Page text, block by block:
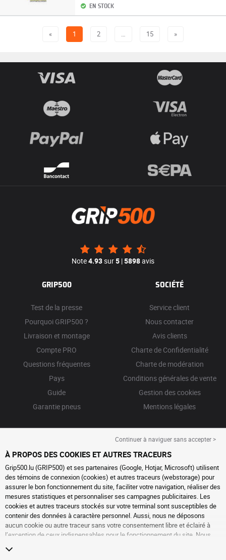
EN STOCK
« 1 2 … 15 »
Note4.93sur5 |5898avis
GRIP500
Test de la presse
Pourquoi GRIP500 ?
Livraison et montage
Compte PRO
Questions fréquentes
Pays
Guide
Garantie pneus
SOCIÉTÉ
Service client
Nous contacter
Avis clients
Charte de Confidentialité
Charte de modération
Conditions générales de vente
Gestion des cookies
Mentions légales
Continuer à naviguer sans accepter >
À PROPOS DES COOKIES ET AUTRES TRACEURS
Grip500.lu (GRIP500) et ses partenaires (Google, Hotjar, Microsoft) utilisent
des témoins de connexion (cookies) et autres traceurs (webstorage) pour
assurer le bon fonctionnement du site, faciliter votre navigation, réaliser des
mesures statistiques et personnaliser ses campagnes publicitaires. Les
cookies et autres traceurs stockés sur votre terminal sont susceptibles de
contenir des données à caractère personnel. Aussi, nous ne déposons
aucun cookie ou autre traceur sans votre consentement libre et éclairé à
l’exception de ceux indispensables pour le fonctionnement du site. Nous
consentement à tout moment en vous rendant sur la